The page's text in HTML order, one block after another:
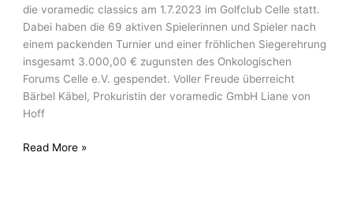
die voramedic classics am 1.7.2023 im Golfclub Celle statt.
Dabei haben die 69 aktiven Spielerinnen und Spieler nach
einem packenden Turnier und einer fröhlichen Siegerehrung
insgesamt 3.000,00 € zugunsten des Onkologischen
Forums Celle e.V. gespendet. Voller Freude überreicht
Bärbel Käbel, Prokuristin der voramedic GmbH Liane von
Hoff
Read More »